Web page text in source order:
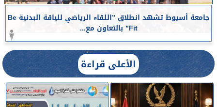
جامعة أسيوط تشهد انطلاق ”اللقاء الرياضي للياقة البدنية Be
Fit” بالتعاون مع...
الأعلى قراءة